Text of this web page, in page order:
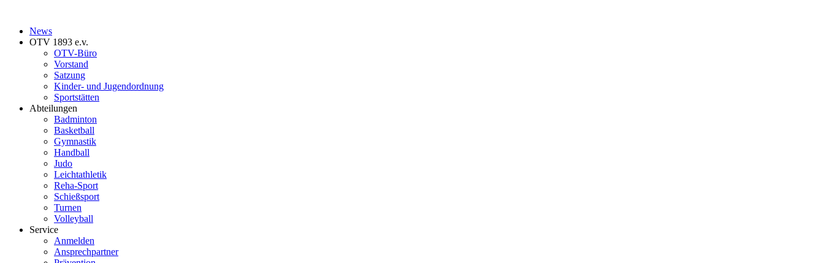
News
OTV 1893 e.v.
OTV-Büro
Vorstand
Satzung
Kinder- und Jugendordnung
Sportstätten
Abteilungen
Badminton
Basketball
Gymnastik
Handball
Judo
Leichtathletik
Reha-Sport
Schießsport
Turnen
Volleyball
Service
Anmelden
Ansprechpartner